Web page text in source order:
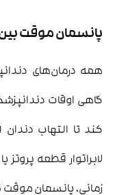
پانسمان موقت
همه درمان‌های
گاهی اوقات
کند تا التهاب
لابراتوار قطعه پروتز
زمانی، پانسمان موقت